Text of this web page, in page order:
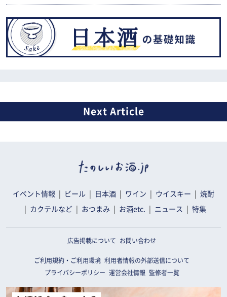
イベント情報 ビール 日本酒 ワイン ウイスキー 焼酎
カクテルなど おつまみ お酒etc. ニュース 特集
広告掲載について お問い合わせ
ご利用規約・ご利用環境 利用者情報の外部送信について
プライバシーポリシー
運営会社情報 監修者一覧